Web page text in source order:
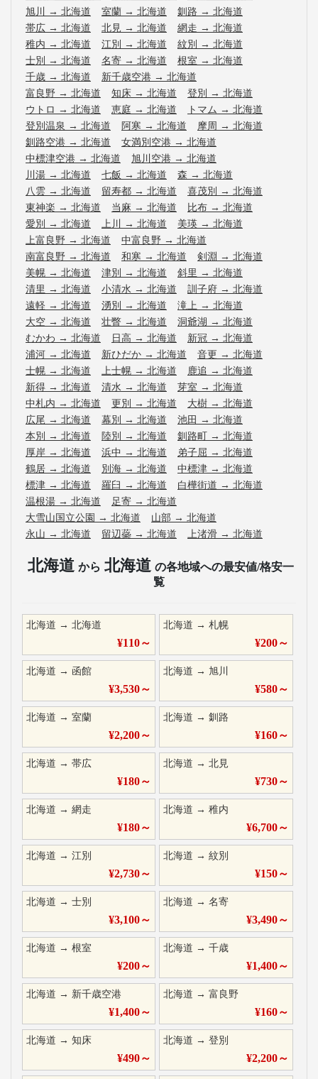
旭川
→ 北海道 室蘭 → 北海道 釧路 → 北海道
帯広 → 北海道 北見 → 北海道 網走 → 北海道
稚内 → 北海道 江別 → 北海道 紋別 → 北海道
士別 → 北海道 名寄 → 北海道 根室 → 北海道
千歳 → 北海道 新千歳空港 → 北海道
富良野 → 北海道 知床 → 北海道 登別 → 北海道
ウトロ → 北海道 恵庭 → 北海道 トマム → 北海道
登別温泉 → 北海道 阿寒 → 北海道 摩周 → 北海道
釧路空港 → 北海道 女満別空港 → 北海道
中標津空港 → 北海道 旭川空港 → 北海道
川湯 → 北海道 七飯 → 北海道 森 → 北海道
八雲 → 北海道 留寿都 → 北海道 喜茂別 → 北海道
東神楽 → 北海道 当麻 → 北海道 比布 → 北海道
愛別 → 北海道 上川 → 北海道 美瑛 → 北海道
上富良野 → 北海道 中富良野 → 北海道
南富良野 → 北海道 和寒 → 北海道 剣淵 → 北海道
美幌 → 北海道 津別 → 北海道 斜里 → 北海道
清里 → 北海道 小清水 → 北海道 訓子府 → 北海道
遠軽 → 北海道 湧別 → 北海道 滝上 → 北海道
大空 → 北海道 壮瞥 → 北海道 洞爺湖 → 北海道
むかわ → 北海道 日高 → 北海道 新冠 → 北海道
浦河 → 北海道 新ひだか → 北海道 音更 → 北海道
士幌 → 北海道 上士幌 → 北海道 鹿追 → 北海道
新得 → 北海道 清水 → 北海道 芽室 → 北海道
中札内 → 北海道 更別 → 北海道 大樹 → 北海道
広尾 → 北海道 幕別 → 北海道 池田 → 北海道
本別 → 北海道 陸別 → 北海道 釧路町 → 北海道
厚岸 → 北海道 浜中 → 北海道 弟子屈 → 北海道
鶴居 → 北海道 別海 → 北海道 中標津 → 北海道
標津 → 北海道 羅臼 → 北海道 白樺街道 → 北海道
温根湯 → 北海道 足寄 → 北海道
大雪山国立公園 → 北海道 山部 → 北海道
永山 → 北海道 留辺蘂 → 北海道 上渚滑 → 北海道
北海道 から 北海道 の各地域への最安値/格安一
覧
北海道 → 北海道
¥110～
北海道 →札幌
¥200～
北海道 → 函館
¥3,530～
北海道 →旭川
¥580～
北海道 → 室蘭
¥2,200～
北海道 →釧路
¥160～
北海道 → 帯広
¥180～
北海道 →北見
¥730～
北海道 → 網走
¥180～
北海道 →稚内
¥6,700～
北海道 → 江別
¥2,730～
北海道 →紋別
¥150～
北海道 → 士別
¥3,100～
北海道 →名寄
¥3,490～
北海道 → 根室
¥200～
北海道 →千歳
¥1,400～
北海道 → 新千歳空港
¥1,400～
北海道 →富良野
¥160～
北海道 → 知床
¥490～
北海道 →登別
¥2,200～